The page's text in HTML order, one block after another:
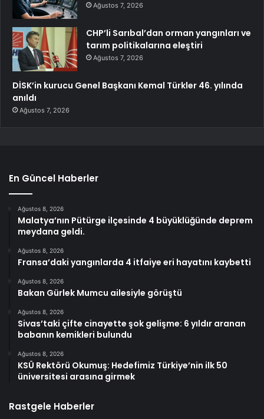
Ağustos 7, 2026
CHP’li Sarıbal’dan orman yangınları ve
tarım politikalarına eleştiri
Ağustos 7, 2026
DİSK’in kurucu Genel Başkanı Kemal Türkler 46. yılında
anıldı
Ağustos 7, 2026
En Güncel Haberler
Ağustos 8, 2026
Malatya’nın Pütürge ilçesinde 4 büyüklüğünde deprem
meydana geldi.
Ağustos 8, 2026
Fransa’daki yangınlarda 4 itfaiye eri hayatını kaybetti
Ağustos 8, 2026
Bakan Gürlek Mumcu ailesiyle görüştü
Ağustos 8, 2026
Sivas’taki çifte cinayette şok gelişme: 6 yıldır aranan
babanın kemikleri bulundu
Ağustos 8, 2026
KSÜ Rektörü Okumuş: Hedefimiz Türkiye’nin ilk 50
üniversitesi arasına girmek
Rastgele Haberler